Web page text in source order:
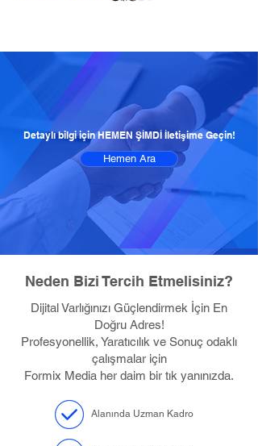
Hemen Ara
Detaylı bilgi için HEMEN ŞİMDİ İletişime Geçin!
Neden Bizi Tercih Etmelisiniz?
Dijital Varlığınızı Güçlendirmek İçin En
Doğru Adres!
Profesyonellik, Yaratıcılık ve Sonuç odaklı
çalışmalar için
Formix Media her daim bir tık yanınızda.
Alanında Uzman Kadro